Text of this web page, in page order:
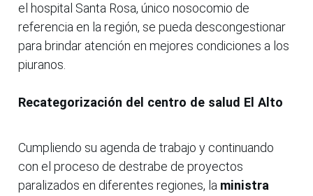
el hospital Santa Rosa, único nosocomio de
referencia en la región, se pueda descongestionar
para brindar atención en mejores condiciones a los
piuranos.
Recategorización del centro de salud El Alto
Cumpliendo su agenda de trabajo y continuando
con el proceso de destrabe de proyectos
paralizados en diferentes regiones, la ministra